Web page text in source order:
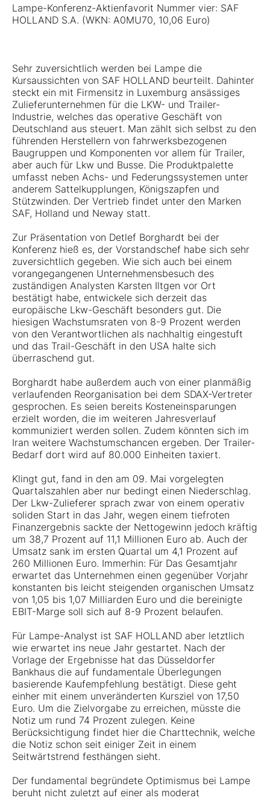
Lampe-Konferenz-Aktienfavorit Nummer vier: SAF
HOLLAND S.A. (WKN: A0MU70, 10,06 Euro)
Sehr zuversichtlich werden bei Lampe die
Kursaussichten von SAF HOLLAND beurteilt. Dahinter
steckt ein mit Firmensitz in Luxemburg ansässiges
Zulieferunternehmen für die LKW- und Trailer-
Industrie, welches das operative Geschäft von
Deutschland aus steuert. Man zählt sich selbst zu den
führenden Herstellern von fahrwerksbezogenen
Baugruppen und Komponenten vor allem für Trailer,
aber auch für Lkw und Busse. Die Produktpalette
umfasst neben Achs- und Federungssystemen unter
anderem Sattelkupplungen, Königszapfen und
Stützwinden. Der Vertrieb findet unter den Marken
SAF, Holland und Neway statt.
Zur Präsentation von Detlef Borghardt bei der
Konferenz hieß es, der Vorstandschef habe sich sehr
zuversichtlich gegeben. Wie sich auch bei einem
vorangegangenen Unternehmensbesuch des
zuständigen Analysten Karsten Iltgen vor Ort
bestätigt habe, entwickele sich derzeit das
europäische Lkw-Geschäft besonders gut. Die
hiesigen Wachstumsraten von 8-9 Prozent werden
von den Verantwortlichen als nachhaltig eingestuft
und das Trail-Geschäft in den USA halte sich
überraschend gut.
Borghardt habe außerdem auch von einer planmäßig
verlaufenden Reorganisation bei dem SDAX-Vertreter
gesprochen. Es seien bereits Kosteneinsparungen
erzielt worden, die im weiteren Jahresverlauf
kommuniziert werden sollen. Zudem könnten sich im
Iran weitere Wachstumschancen ergeben. Der Trailer-
Bedarf dort wird auf 80.000 Einheiten taxiert.
Klingt gut, fand in den am 09. Mai vorgelegten
Quartalszahlen aber nur bedingt einen Niederschlag.
Der Lkw-Zulieferer sprach zwar von einem operativ
soliden Start in das Jahr, wegen einem tiefroten
Finanzergebnis sackte der Nettogewinn jedoch kräftig
um 38,7 Prozent auf 11,1 Millionen Euro ab. Auch der
Umsatz sank im ersten Quartal um 4,1 Prozent auf
260 Millionen Euro. Immerhin: Für Das Gesamtjahr
erwartet das Unternehmen einen gegenüber Vorjahr
konstanten bis leicht steigenden organischen Umsatz
von 1,05 bis 1,07 Milliarden Euro und die bereinigte
EBIT-Marge soll sich auf 8-9 Prozent belaufen.
Für Lampe-Analyst ist SAF HOLLAND aber letztlich
wie erwartet ins neue Jahr gestartet. Nach der
Vorlage der Ergebnisse hat das Düsseldorfer
Bankhaus die auf fundamentale Überlegungen
basierende Kaufempfehlung bestätigt. Diese geht
einher mit einem unveränderten Kursziel von 17,50
Euro. Um die Zielvorgabe zu erreichen, müsste die
Notiz um rund 74 Prozent zulegen. Keine
Berücksichtigung findet hier die Charttechnik, welche
die Notiz schon seit einiger Zeit in einem
Seitwärtstrend festhängen sieht.
Der fundamental begründete Optimismus bei Lampe
beruht nicht zuletzt auf einer als moderat